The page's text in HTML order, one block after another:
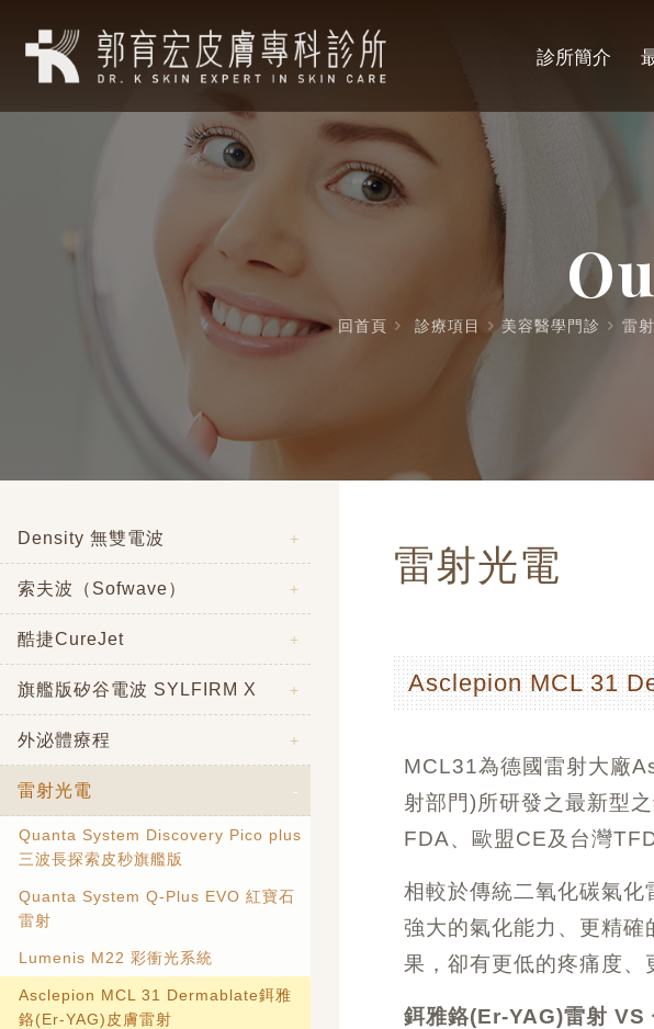
診所簡介
回首頁 診療項目 美容醫學門診 雷
雷射光電
Asclepion MCL 31
MCL31為德國雷射大廠
射部門)所研發之最新型之
FDA、歐盟CE及台灣
相較於傳統二氧化碳氣
強大的氣化能力、更精確
果，卻有更低的疼痛度、
鉺雅鉻(Er-YAG)雷射 VS
Density 無雙電波
索夫波（Sofwave）
酷捷CureJet
旗艦版矽谷電波 SYLFIRM X
外泌體療程
雷射光電
Quanta System Discovery Pico plus
三波長探索皮秒旗艦版
Quanta System Q-Plus EVO 紅寶石
雷射
Lumenis M22 彩衝光系統
Asclepion MCL 31 Dermablate鉺雅
鉻(Er-YAG)皮膚雷射